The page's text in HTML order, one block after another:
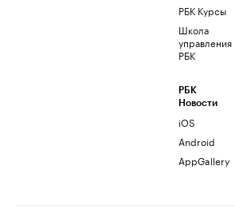
РБК Курсы
Школа
управления
РБК
РБК
Новости
iOS
Android
AppGallery